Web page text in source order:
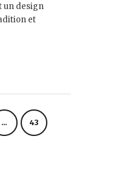
un design
et
… 43